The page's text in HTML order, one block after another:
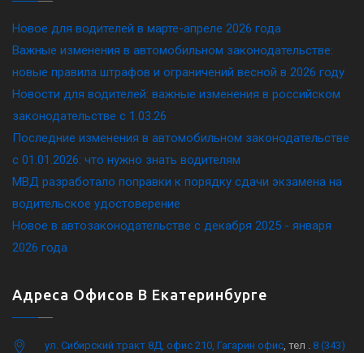
Новое для водителей в марте-апреле 2026 года
Важные изменения в автомобильном законодательстве:
новые правила штрафов и ограничений весной в 2026 году
Новости для водителей: важные изменения в российском
законодательстве c 1.03.26
Последние изменения в автомобильном законодательстве
c 01.01.2026: что нужно знать водителям
МВД разработало поправки к порядку сдачи экзамена на
водительское удостоверение
Новое в автозаконодательстве с декабря 2025 - января
2026 года
Адреса Офисов В Екатеринбурге
ул. Сибирский тракт 8Д, офис 210, Гагарин офис , тел . 8 (343)